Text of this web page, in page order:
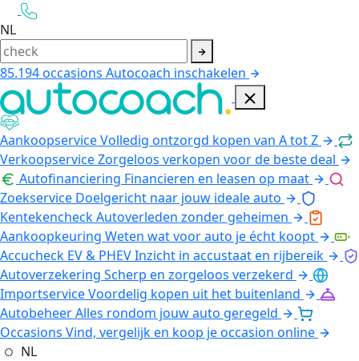
NL
85.194occasions Autocoach inschakelen
AankoopserviceVolledig ontzorgd kopen van A tot Z
VerkoopserviceZorgeloos verkopen voor de beste deal
Autofinanciering Financieren en leasen op maat
Zoekservice Doelgericht naar jouw ideale auto
KentekencheckAutoverleden zonder geheimen
Aankoopkeuring Weten wat voor auto je écht koopt
Accucheck EV & PHEVInzicht in accustaat en rijbereik
Autoverzekering Scherp en zorgeloos verzekerd
ImportserviceVoordelig kopen uit het buitenland
AutobeheerAlles rondom jouw auto geregeld
Occasions Vind, vergelijk en koop je occasion online
NL